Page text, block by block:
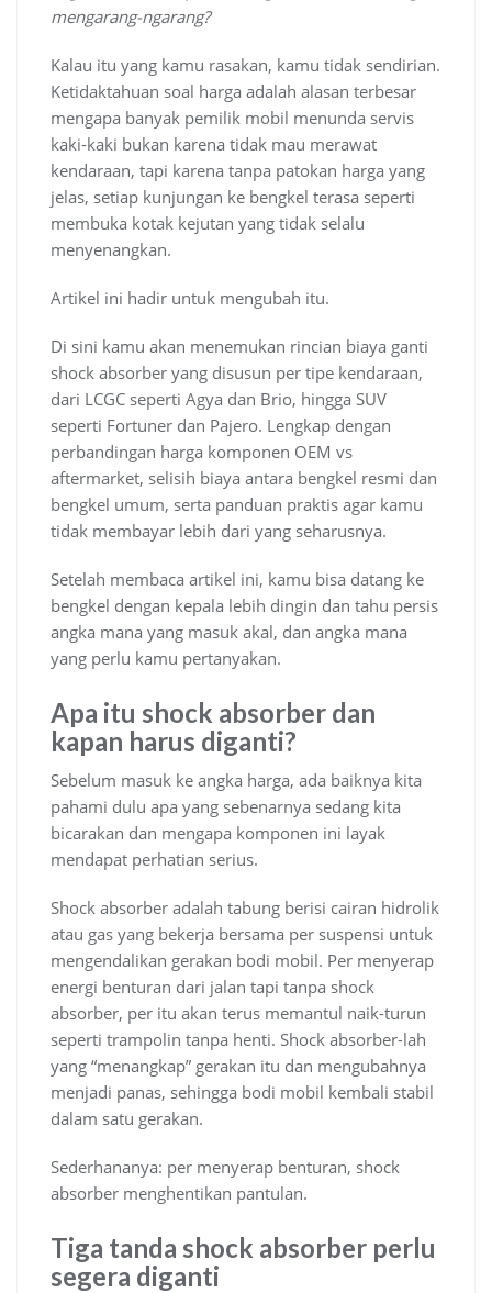
mengarang-ngarang?
Kalau itu yang kamu rasakan, kamu tidak sendirian.
Ketidaktahuan soal harga adalah alasan terbesar
mengapa banyak pemilik mobil menunda servis
kaki-kaki bukan karena tidak mau merawat
kendaraan, tapi karena tanpa patokan harga yang
jelas, setiap kunjungan ke bengkel terasa seperti
membuka kotak kejutan yang tidak selalu
menyenangkan.
Artikel ini hadir untuk mengubah itu.
Di sini kamu akan menemukan rincian biaya ganti
shock absorber yang disusun per tipe kendaraan,
dari LCGC seperti Agya dan Brio, hingga SUV
seperti Fortuner dan Pajero. Lengkap dengan
perbandingan harga komponen OEM vs
aftermarket, selisih biaya antara bengkel resmi dan
bengkel umum, serta panduan praktis agar kamu
tidak membayar lebih dari yang seharusnya.
Setelah membaca artikel ini, kamu bisa datang ke
bengkel dengan kepala lebih dingin dan tahu persis
angka mana yang masuk akal, dan angka mana
yang perlu kamu pertanyakan.
Apa itu shock absorber dan
kapan harus diganti?
Sebelum masuk ke angka harga, ada baiknya kita
pahami dulu apa yang sebenarnya sedang kita
bicarakan dan mengapa komponen ini layak
mendapat perhatian serius.
Shock absorber adalah tabung berisi cairan hidrolik
atau gas yang bekerja bersama per suspensi untuk
mengendalikan gerakan bodi mobil. Per menyerap
energi benturan dari jalan tapi tanpa shock
absorber, per itu akan terus memantul naik-turun
seperti trampolin tanpa henti. Shock absorber-lah
yang “menangkap” gerakan itu dan mengubahnya
menjadi panas, sehingga bodi mobil kembali stabil
dalam satu gerakan.
Sederhananya: per menyerap benturan, shock
absorber menghentikan pantulan.
Tiga tanda shock absorber perlu
segera diganti